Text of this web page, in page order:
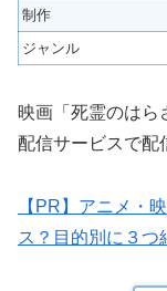
制作
ジャンル
映画「死霊のは
配信サービスで配
【PR】アニメ・
ス？目的別に３つ